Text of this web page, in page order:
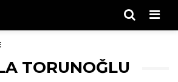
TORUNOĞLU